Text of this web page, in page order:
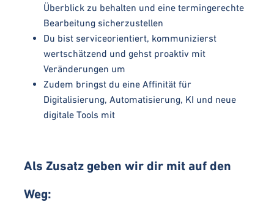
Überblick zu behalten und eine termingerechte
Bearbeitung sicherzustellen
Du bist serviceorientiert, kommunizierst
wertschätzend und gehst proaktiv mit
Veränderungen um
Zudem bringst du eine Affinität für
Digitalisierung, Automatisierung, KI und neue
digitale Tools mit
Als Zusatz geben wir dir mit auf den
Weg: